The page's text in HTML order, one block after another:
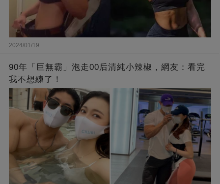
2024/01/19
90年「巨無霸」泡走00后清純小辣椒，網友：看完
我不想練了！